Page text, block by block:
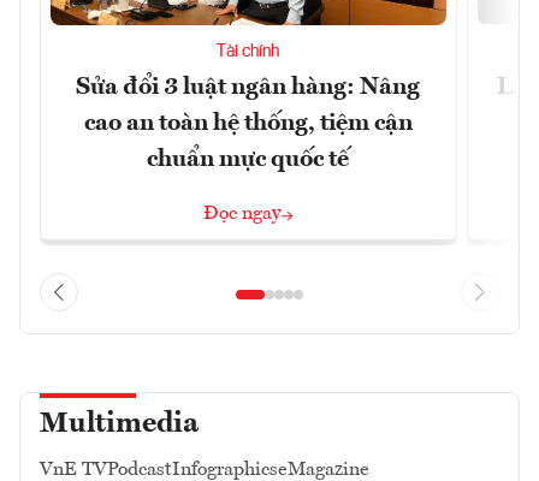
Tài chính
Sửa đổi 3 luật ngân hàng: Nâng
cao an toàn hệ thống, tiệm cận
chuẩn mực quốc tế
Đọc ngay
Lãi
Multimedia
VnE TVPodcastInfographicseMagazine